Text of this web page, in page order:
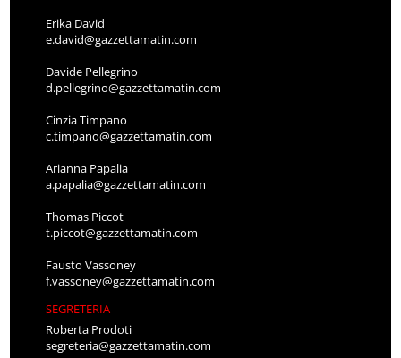
Erika David
e.david@gazzettamatin.com
Davide Pellegrino
d.pellegrino@gazzettamatin.com
Cinzia Timpano
c.timpano@gazzettamatin.com
Arianna Papalia
a.papalia@gazzettamatin.com
Thomas Piccot
t.piccot@gazzettamatin.com
Fausto Vassoney
f.vassoney@gazzettamatin.com
SEGRETERIA
Roberta Prodoti
segreteria@gazzettamatin.com